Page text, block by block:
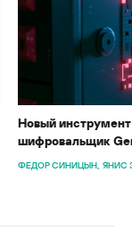
Новый
шифровальщик
ФЕДОР СИНИЦЫН ЯНИС